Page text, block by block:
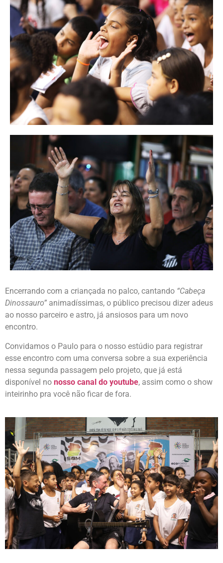
Encerrando com a criançada no palco, cantando “Cabeça
Dinossauro” animadíssimas, o público precisou dizer adeus
ao nosso parceiro e astro, já ansiosos para um novo
encontro.
Convidamos o Paulo para o nosso estúdio para registrar
esse encontro com uma conversa sobre a sua experiência
nessa segunda passagem pelo projeto, que já está
disponível no nosso canal do youtube, assim como o show
inteirinho pra você não ficar de fora.